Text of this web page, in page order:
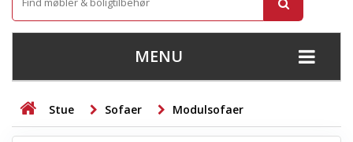
MENU
+
STUE
Stue Sofaer Modulsofaer